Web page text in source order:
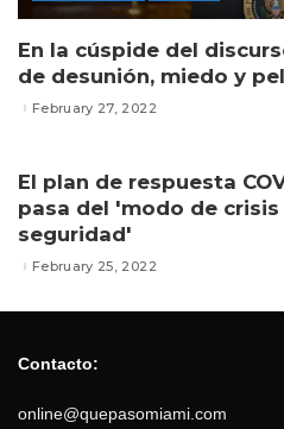
En la cúspide del
de desunión, miedo y
February 27, 2022
El plan de respuesta
pasa del 'modo de
seguridad'
February 25, 2022
Contacto:
online@quepasomiami.com